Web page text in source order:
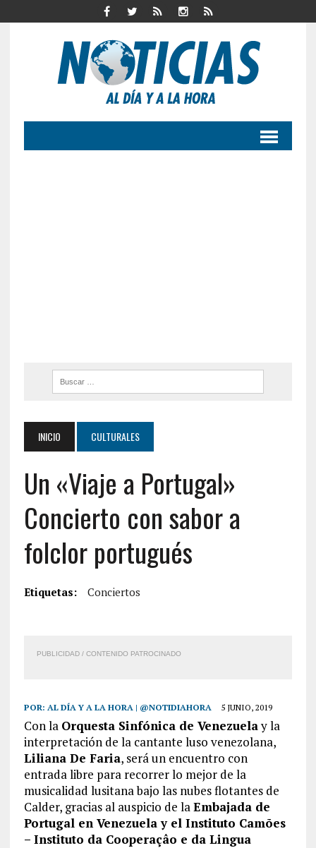
INICIO CULTURALES
Un «Viaje a Portugal»
Concierto con sabor a
folclor portugués
Etiquetas: Conciertos
PUBLICIDAD / CONTENIDO PATROCINADO
POR: AL DÍA Y A LA HORA | @NOTIDIAHORA 5 JUNIO, 2019
Con la Orquesta Sinfónica de Venezuelay la
interpretación de la cantante luso venezolana,
Liliana De Faria, será un encuentro con
entrada libre para recorrer lo mejor de la
musicalidad lusitana bajo las nubes flotantes de
Calder, gracias al auspicio de laEmbajada de
Portugal en Venezuela y el Instituto Camões
– Instituto da Cooperaçâo e da Lingua